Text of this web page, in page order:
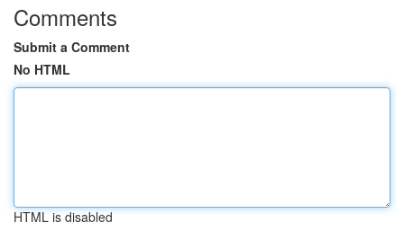
Comments
Submit a Comment
No HTML
HTML is disabled